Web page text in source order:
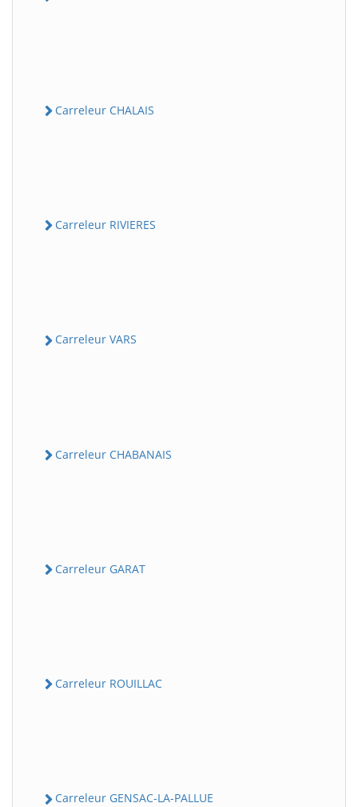
Carreleur CHALAIS
Carreleur RIVIERES
Carreleur VARS
Carreleur CHABANAIS
Carreleur GARAT
Carreleur ROUILLAC
Carreleur GENSAC-LA-PALLUE